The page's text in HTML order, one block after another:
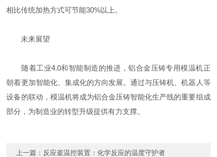
相比传统加热方式可节能30%以上。
未来展望
随着工业4.0和智能制造的推进，铝合金压铸专用模温机正
朝着更加智能化、集成化的方向发展。通过与压铸机、机器人等
设备的联动，模温机将成为铝合金压铸智能化生产线的重要组成
部分，为制造业的转型升级提供有力支撑。
上一篇： 反应釜温控装置：化学反应的温度守护者